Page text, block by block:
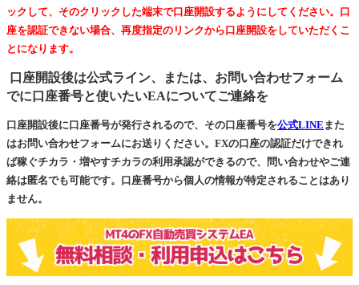
ックして、そのクリックした端末で口座開設するようにしてください。口
座を認証できない場合、再度指定のリンクから口座開設をしていただくこ
とになります。
口座開設後は公式ライン、または、お問い合わせフォーム
でに口座番号と使いたいEAについてご連絡を
口座開設後に口座番号が発行されるので、その口座番号を公式LINE また
はお問い合わせフォームにお送りください。FXの口座の認証だけできれ
ば稼ぐチカラ・増やすチカラの利用承認ができるので、問い合わせやご連
絡は匿名でも可能です。口座番号から個人の情報が特定されることはあり
ません。